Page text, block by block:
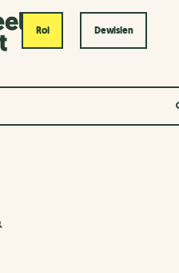
Roi Dewislen